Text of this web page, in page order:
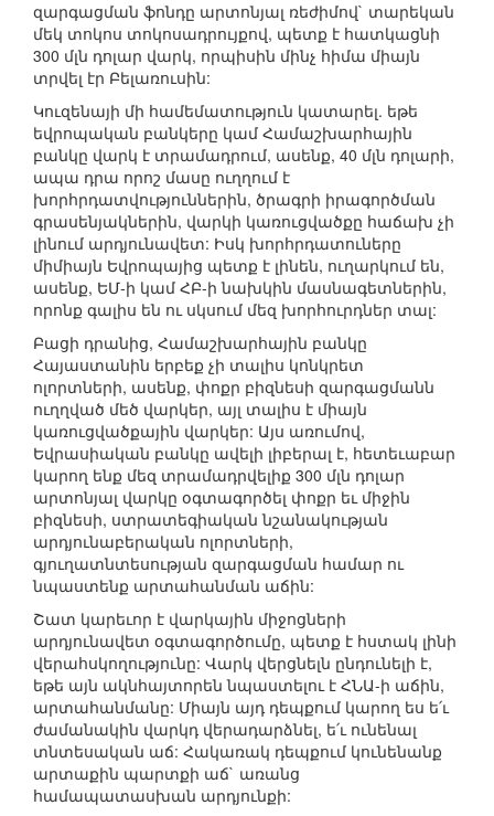
զարգացման ֆոնդը արտոնյալ ռեժիմով` տարեկան
մեկ տոկոս տոկոսադրույքով, պետք է հատկացնի
300 մլն դոլար վարկ, որպիսին մինչ հիմա միայն
տրվել էր Բելառուսին:
Կուզենայի մի համեմատություն կատարել. եթե
եվրոպական բանկերը կամ Համաշխարհային
բանկը վարկ է տրամադրում, ասենք, 40 մլն դոլարի,
ապա դրա որոշ մասը ուղղում է
խորհրդատվություններին, ծրագրի իրագործման
գրասենյակներին, վարկի կառուցվածքը հաճախ չի
լինում արդյունավետ: Իսկ խորհրդատուները
միմիայն Եվրոպայից պետք է լինեն, ուղարկում են,
ասենք, ԵՄ-ի կամ ՀԲ-ի նախկին մասնագետներին,
որոնք գալիս են ու սկսում մեզ խորհուրդներ տալ:
Բացի դրանից, Համաշխարհային բանկը
Հայաստանին երբեք չի տալիս կոնկրետ
ոլորտների, ասենք, փոքր բիզնեսի զարգացմանն
ուղղված մեծ վարկեր, այլ տալիս է միայն
կառուցվածքային վարկեր: Այս առումով,
Եվրասիական բանկը ավելի լիբերալ է, հետեւաբար
կարող ենք մեզ տրամադրվելիք 300 մլն դոլար
արտոնյալ վարկը օգտագործել փոքր եւ միջին
բիզնեսի, ստրատեգիական նշանակության
արդյունաբերական ոլորտների,
գյուղատնտեսության զարգացման համար ու
նպաստենք արտահանման աճին:
Շատ կարեւոր է վարկային միջոցների
արդյունավետ օգտագործումը, պետք է հստակ լինի
վերահսկողությունը: Վարկ վերցնելն ընդունելի է,
եթե այն ակնհայտորեն նպաստելու է ՀՆԱ-ի աճին,
արտահանմանը: Միայն այդ դեպքում կարող ես ե՛ւ
ժամանակին վարկդ վերադարձնել, ե՛ւ ունենալ
տնտեսական աճ: Հակառակ դեպքում կունենանք
արտաքին պարտքի աճ` առանց
համապատասխան արդյունքի: